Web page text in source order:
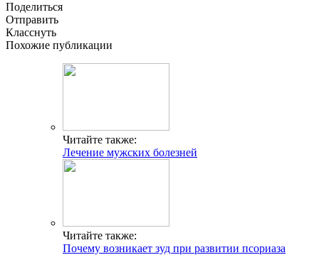
Поделиться
Отправить
Класснуть
Похожие публикации
Читайте также:
Лечение мужских болезней
Читайте также:
Почему возникает зуд при развитии псориаза